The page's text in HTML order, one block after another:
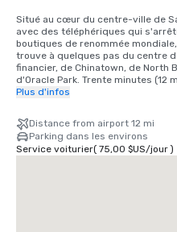
Situé au cœur du centre-ville de
avec des téléphériques qui
boutiques de renommée
trouve à quelques pas du centre
financier, de Chinatown, de North
d'Oracle Park. Trente minutes (12
San Francisco ; 40 minutes (15
INFORMATIONS SUR LES
• Des taxis sont disponibles à la
devant l'entrée de Powell Street.
Plus d'infos
Distance from airport 12 mi
Parking dans les environs
Service voiturier( 75,00 $US/jour)